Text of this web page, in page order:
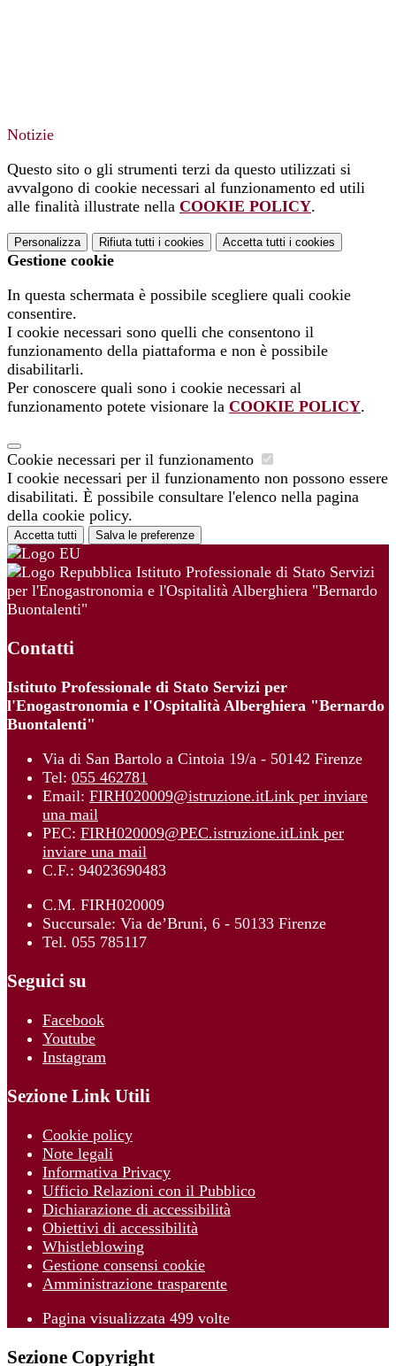
Notizie
Questo sito o gli strumenti terzi da questo utilizzati si
avvalgono di cookie necessari al funzionamento ed utili
alle finalità illustrate nella COOKIE POLICY.
Personalizza Rifiuta tutti i cookies Accetta tutti i cookies
Gestione cookie
In questa schermata è possibile scegliere quali cookie
consentire.
I cookie necessari sono quelli che consentono il
funzionamento della piattaforma e non è possibile
disabilitarli.
Per conoscere quali sono i cookie necessari al
funzionamento potete visionare la COOKIE POLICY.
Cookie necessari per il funzionamento
I cookie necessari per il funzionamento non possono essere
disabilitati. È possibile consultare l'elenco nella pagina
della cookie policy.
Accetta tutti Salva le preferenze
Istituto Professionale di Stato Servizi
per l'Enogastronomia e l'Ospitalità Alberghiera "Bernardo
Buontalenti"
Contatti
Istituto Professionale di Stato Servizi per
l'Enogastronomia e l'Ospitalità Alberghiera "Bernardo
Buontalenti"
Via di San Bartolo a Cintoia 19/a - 50142 Firenze
Tel: 055 462781
Email: FIRH020009@istruzione.itLink per inviare
una mail
PEC: FIRH020009@PEC.istruzione.itLink per
inviare una mail
C.F.: 94023690483
C.M. FIRH020009
Succursale: Via de’Bruni, 6 - 50133 Firenze
Tel. 055 785117
Seguici su
Facebook
Youtube
Instagram
Sezione Link Utili
Cookie policy
Note legali
Informativa Privacy
Ufficio Relazioni con il Pubblico
Dichiarazione di accessibilità
Obiettivi di accessibilità
Whistleblowing
Gestione consensi cookie
Amministrazione trasparente
Pagina visualizzata 499 volte
Sezione Copyright